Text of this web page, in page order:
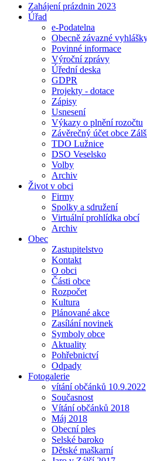
Zahájení prázdnin 2023
Úřad
e-Podatelna
Obecně závazné
Povinné informace
Výroční zprávy
Úřední deska
GDPR
Projekty - dotace
Zápisy
Usnesení
Výkazy o plnění rozočtu
Závěrečný účet obce
TDO Lužnice
DSO Veselsko
Volby
Archiv
Život v obci
Firmy
Spolky a sdružení
Virtuální prohlídka obcí
Archiv
Obec
Zastupitelstvo
Kontakt
O obci
Části obce
Rozpočet
Kultura
Plánované akce
Zasílání novinek
Symboly obce
Aktuality
Pohřebnictví
Odpady
Fotogalerie
vítání občánků 10.9.2022
Současnost
Vítání občánků 2018
Máj 2018
Obecní ples
Selské baroko
Dětské maškarní